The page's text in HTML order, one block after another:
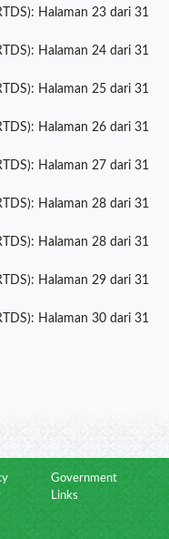
Halaman 23 dari 31
Halaman 24 dari 31
Halaman 25 dari 31
Halaman 26 dari 31
Halaman 27 dari 31
Halaman 28 dari 31
Halaman 28 dari 31
Halaman 29 dari 31
Halaman 30 dari 31
Government
Links